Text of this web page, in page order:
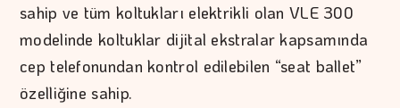
sahip ve tüm koltukları elektrikli olan VLE 300
modelinde koltuklar dijital ekstralar kapsamında
cep telefonundan kontrol edilebilen “seat ballet”
özelliğine sahip.